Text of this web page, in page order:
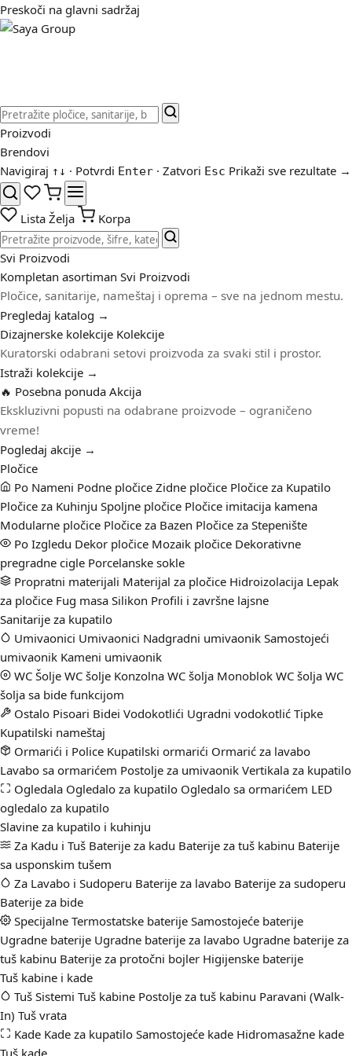
Preskoči na glavni sadržaj
Proizvodi
Brendovi
Navigiraj ↑ ↓ · Potvrdi Enter · Zatvori Esc Prikaži sve rezultate →
Lista Želja Korpa
Svi Proizvodi
Kompletan asortiman Svi Proizvodi
Pločice, sanitarije, nameštaj i oprema – sve na jednom mestu.
Pregledaj katalog →
Dizajnerske kolekcije Kolekcije
Kuratorski odabrani setovi proizvoda za svaki stil i prostor.
Istraži kolekcije →
🔥 Posebna ponuda Akcija
Ekskluzivni popusti na odabrane proizvode – ograničeno
vreme!
Pogledaj akcije →
Pločice
Po Nameni Podne pločice Zidne pločice Pločice za Kupatilo
Pločice za Kuhinju Spoljne pločice Pločice imitacija kamena
Modularne pločice Pločice za Bazen Pločice za Stepenište
Po Izgledu Dekor pločice Mozaik pločice Dekorativne
pregradne cigle Porcelanske sokle
Propratni materijali Materijal za pločice Hidroizolacija Lepak
za pločice Fug masa Silikon Profili i završne lajsne
Sanitarije za kupatilo
Umivaonici Umivaonici Nadgradni umivaonik Samostojeći
umivaonik Kameni umivaonik
WC Šolje WC šolje Konzolna WC šolja Monoblok WC šolja WC
šolja sa bide funkcijom
Ostalo Pisoari Bidei Vodokotlići Ugradni vodokotlić Tipke
Kupatilski nameštaj
Ormarići i Police Kupatilski ormarići Ormarić za lavabo
Lavabo sa ormarićem Postolje za umivaonik Vertikala za kupatilo
Ogledala Ogledalo za kupatilo Ogledalo sa ormarićem LED
ogledalo za kupatilo
Slavine za kupatilo i kuhinju
Za Kadu i Tuš Baterije za kadu Baterije za tuš kabinu Baterije
sa usponskim tušem
Za Lavabo i Sudoperu Baterije za lavabo Baterije za sudoperu
Baterije za bide
Specijalne Termostatske baterije Samostojeće baterije
Ugradne baterije Ugradne baterije za lavabo Ugradne baterije za
tuš kabinu Baterije za protočni bojler Higijenske baterije
Tuš kabine i kade
Tuš Sistemi Tuš kabine Postolje za tuš kabinu Paravani (Walk-
In) Tuš vrata
Kade Kade za kupatilo Samostojeće kade Hidromasažne kade
Tuš kade